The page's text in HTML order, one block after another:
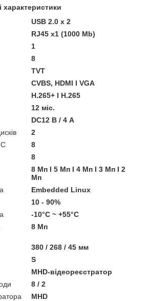
характеристики
USB 2.0 x 2
RJ45 x1 (1000 Mb)
1
8
TVT
CVBS, HDMI І VGA
H.265+ І H.265
12 міс.
DC12 В / 4 А
2
8
8
8 Мп І 5 Мп І 4 Мп І 3 Мп І 2
Мп
Embedded Linux
10 - 90%
-10°C ~ +55°C
8 Мп
380 / 268 / 45 мм
S
MHD-відеореєстратор
8 / 2
MHD